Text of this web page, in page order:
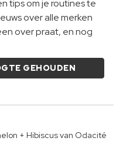
tips om je routines te
over alle merken
over praat, en nog
GEHOUDEN
+ Hibiscus van Odacité